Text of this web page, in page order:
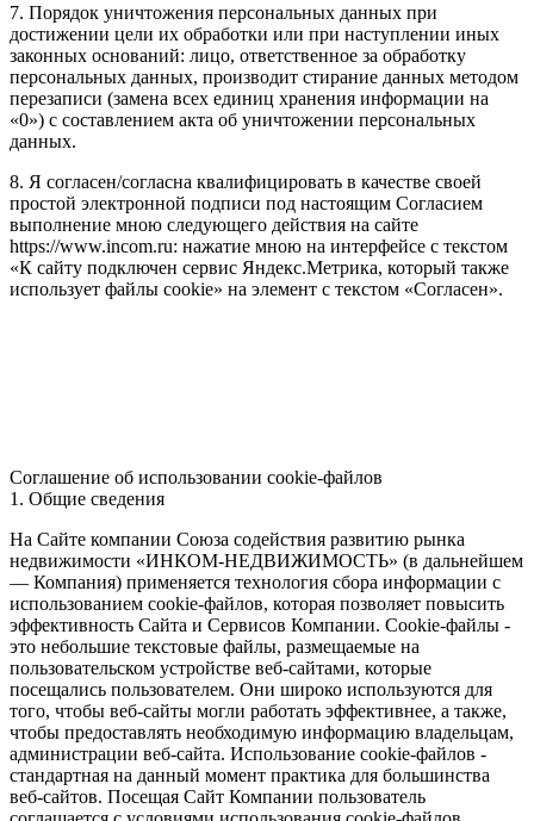
7. Порядок уничтожения персональных данных при
достижении цели их обработки или при наступлении иных
законных оснований: лицо, ответственное за обработку
персональных данных, производит стирание данных методом
перезаписи (замена всех единиц хранения информации на
«0») с составлением акта об уничтожении персональных
данных.
8. Я согласен/согласна квалифицировать в качестве своей
простой электронной подписи под настоящим Согласием
выполнение мною следующего действия на сайте
https://www.incom.ru: нажатие мною на интерфейсе с текстом
«К сайту подключен сервис Яндекс.Метрика, который также
использует файлы cookie» на элемент с текстом «Согласен».
Соглашение об использовании cookie-файлов
1. Общие сведения
На Сайте компании Союза содействия развитию рынка
недвижимости «ИНКОМ-НЕДВИЖИМОСТЬ» (в дальнейшем
— Компания) применяется технология сбора информации с
использованием cookie-файлов, которая позволяет повысить
эффективность Сайта и Сервисов Компании. Сookie-файлы -
это небольшие текстовые файлы, размещаемые на
пользовательском устройстве веб-сайтами, которые
посещались пользователем. Они широко используются для
того, чтобы веб-сайты могли работать эффективнее, а также,
чтобы предоставлять необходимую информацию владельцам,
администрации веб-сайта. Использование cookie-файлов -
стандартная на данный момент практика для большинства
веб-сайтов. Посещая Сайт Компании пользователь